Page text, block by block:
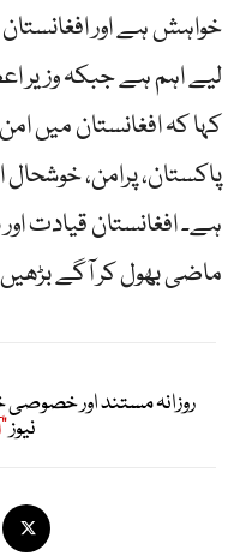
خواہش ہے اور
لیے اہم ہے جبکہ وزیر
کہا کہ افغانستان میں
پاکستان، پرامن، خوشحال
ہے۔ افغانستان قیادت
ماضی بھول کر آگے
روزانہ مستند اور
نیوز